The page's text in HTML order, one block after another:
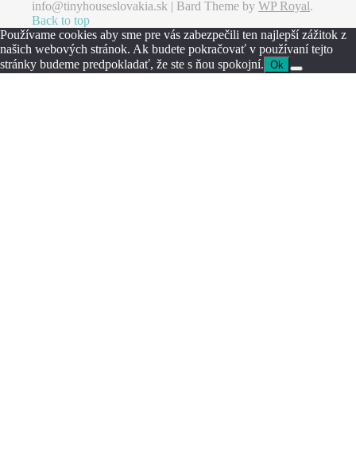
info@tinyhouseslovakia.sk | Bard Theme by WP Royal.
Back to top
Používame cookies aby sme pre vás zabezpečili ten najlepší zážitok z
našich webových stránok. Ak budete pokračovať v používaní tejto
stránky budeme predpokladať, že ste s ňou spokojní. Ok